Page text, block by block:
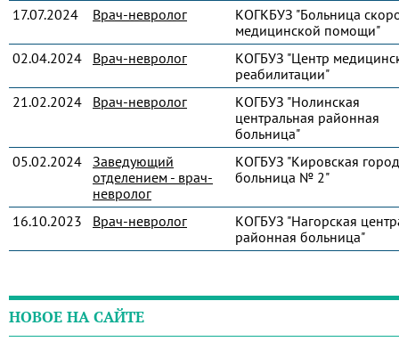
17.07.2024
Врач-невролог
КОГКБУЗ "Больница
медицинской помощи"
02.04.2024
Врач-невролог
КОГБУЗ "Центр
реабилитации"
21.02.2024
Врач-невролог
КОГБУЗ "Нолинская
центральная районная
больница"
05.02.2024 Заведующий
отделением - врач-
невролог
КОГБУЗ "Кировская
больница № 2"
16.10.2023 Врач-невролог
КОГБУЗ "Нагорская
районная больница"
НОВОЕ НА САЙТЕ